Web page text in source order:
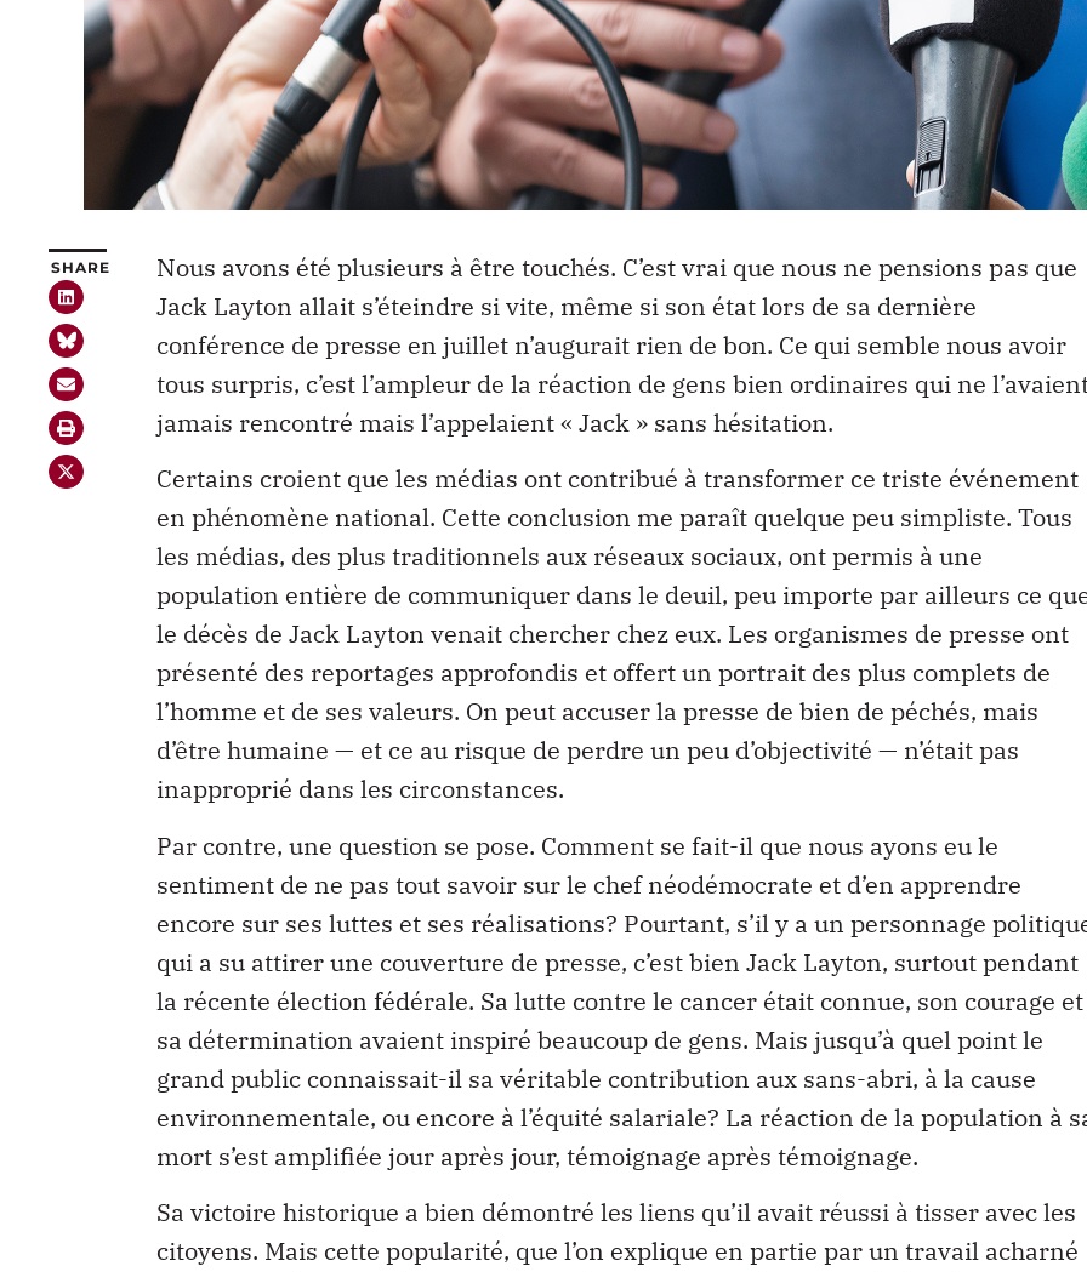
SHARE
Nous avons été plusieurs à être touchés. C’est vrai que nous ne pensions pas que
Jack Layton allait s’éteindre si vite, même si son état lors de sa dernière
conférence de presse en juillet n’augurait rien de bon. Ce qui semble nous avoir
tous surpris, c’est l’ampleur de la réaction de gens bien ordinaires qui ne
jamais rencontré mais l’appelaient « Jack » sans hésitation.
Certains croient que les médias ont contribué à transformer ce triste événement
en phénomène national. Cette conclusion me paraît quelque peu simpliste. Tous
les médias, des plus traditionnels aux réseaux sociaux, ont permis à une
population entière de communiquer dans le deuil, peu importe par ailleurs ce
le décès de Jack Layton venait chercher chez eux. Les organismes de presse ont
présenté des reportages approfondis et offert un portrait des plus complets de
l’homme et de ses valeurs. On peut accuser la presse de bien de péchés, mais
d’être humaine — et ce au risque de perdre un peu d’objectivité — n’était pas
inapproprié dans les circonstances.
Par contre, une question se pose. Comment se fait-il que nous ayons eu le
sentiment de ne pas tout savoir sur le chef néodémocrate et d’en apprendre
encore sur ses luttes et ses réalisations? Pourtant, s’il y a un personnage
qui a su attirer une couverture de presse, c’est bien Jack Layton, surtout pendant
la récente élection fédérale. Sa lutte contre le cancer était connue, son courage et
sa détermination avaient inspiré beaucoup de gens. Mais jusqu’à quel point le
grand public connaissait-il sa véritable contribution aux sans-abri, à la cause
environnementale, ou encore à l’équité salariale? La réaction de la population à
mort s’est amplifiée jour après jour, témoignage après témoignage.
Sa victoire historique a bien démontré les liens qu’il avait réussi à tisser avec les
citoyens. Mais cette popularité, que l’on explique en partie par un travail acharné